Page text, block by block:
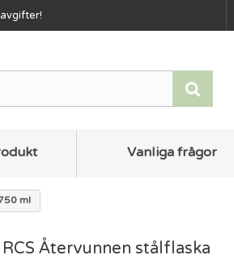
Vanliga frågor
ml
Återvunnen stålflaska